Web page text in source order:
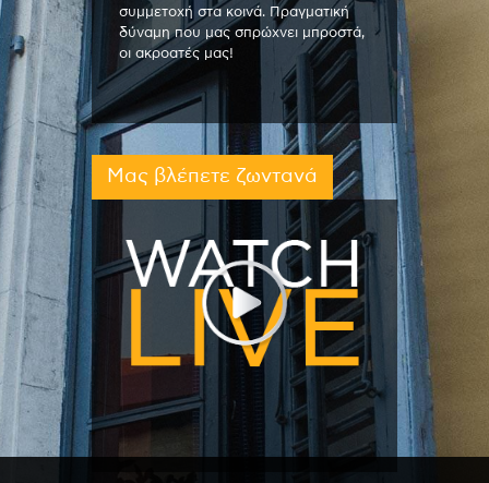
συμμετοχή στα κοινά. Πραγματική
δύναμη που μας σπρώχνει μπροστά,
οι ακροατές μας!
Μας βλέπετε ζωντανά